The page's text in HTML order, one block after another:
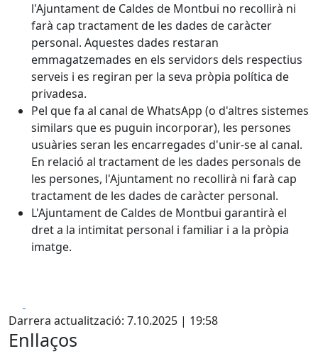
l'Ajuntament de Caldes de Montbui no recollirà ni
farà cap tractament de les dades de caràcter
personal. Aquestes dades restaran
emmagatzemades en els servidors dels respectius
serveis i es regiran per la seva pròpia política de
privadesa.
Pel que fa al canal de WhatsApp (o d'altres sistemes
similars que es puguin incorporar), les persones
usuàries seran les encarregades d'unir-se al canal.
En relació al tractament de les dades personals de
les persones, l'Ajuntament no recollirà ni farà cap
tractament de les dades de caràcter personal.
L'Ajuntament de Caldes de Montbui garantirà el
dret a la intimitat personal i familiar i a la pròpia
imatge.
Darrera actualització: 7.10.2025 | 19:58
Enllaços